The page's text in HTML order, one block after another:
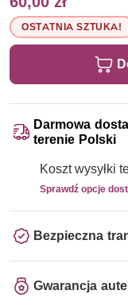
OSTATNIA SZTUKA!
Darmowa
terenie Polski
Koszt wysyłki
Sprawdź opcje
Bezpieczna
Gwarancja